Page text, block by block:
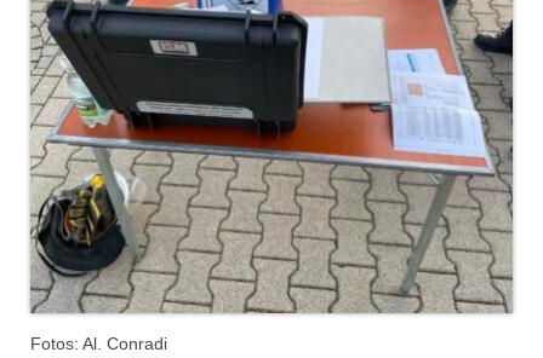
Geschichte
Ehemalige Fahrzeuge
Jahresrückblicke
Jahresrückblick 2016
Jahresrückblick 2017
Jahresrückblick 2018
Fotos: Al. Conradi